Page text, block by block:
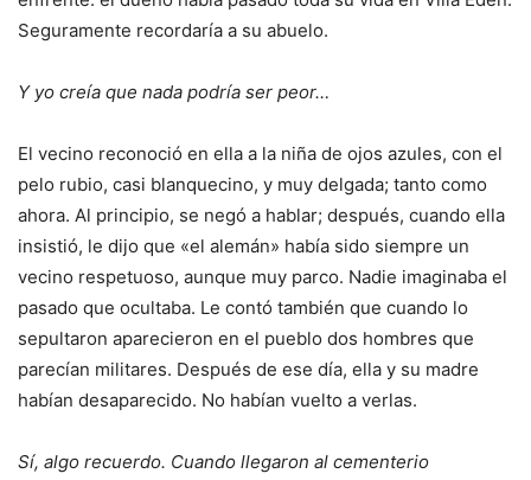
Seguramente recordaría a su abuelo.
Y yo creía que nada podría ser peor…
El vecino reconoció en ella a la niña de ojos azules, con el
pelo rubio, casi blanquecino, y muy delgada; tanto como
ahora. Al principio, se negó a hablar; después, cuando ella
insistió, le dijo que «el alemán» había sido siempre un
vecino respetuoso, aunque muy parco. Nadie imaginaba el
pasado que ocultaba. Le contó también que cuando lo
sepultaron aparecieron en el pueblo dos hombres que
parecían militares. Después de ese día, ella y su madre
habían desaparecido. No habían vuelto a verlas.
Sí, algo recuerdo. Cuando llegaron al cementerio